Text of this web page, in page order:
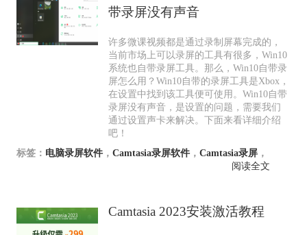
带录屏没有声音
许多微课视频都是通过录制屏幕完成的，
当前市场上可以录屏的工具有很多，Win10
系统也自带录屏工具。那么，Win10自带录
屏怎么用？Win10自带的录屏工具是Xbox，
在设置中找到该工具便可使用。Win10自带
录屏没有声音，是设置的问题，需要我们
通过设置声卡来解决。下面来看详细介绍
吧！
标签： 电脑录屏软件， Camtasia录屏软件， Camtasia录屏，
阅读全文
Camtasia 2023安装激活教程